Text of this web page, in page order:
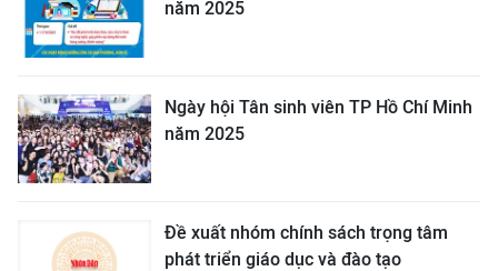
năm 2025
Ngày hội Tân sinh viên TP Hồ Chí Minh
năm 2025
Đề xuất nhóm chính sách trọng tâm
phát triển giáo dục và đào tạo